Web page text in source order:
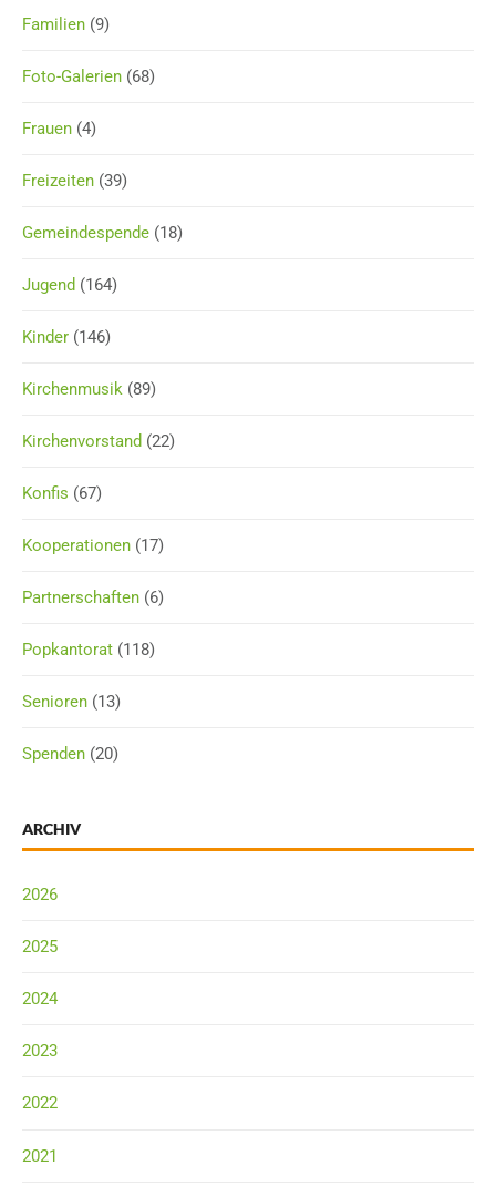
Familien (9)
Foto-Galerien (68)
Frauen (4)
Freizeiten (39)
Gemeindespende (18)
Jugend (164)
Kinder (146)
Kirchenmusik (89)
Kirchenvorstand (22)
Konfis (67)
Kooperationen (17)
Partnerschaften (6)
Popkantorat (118)
Senioren (13)
Spenden (20)
ARCHIV
2026
2025
2024
2023
2022
2021